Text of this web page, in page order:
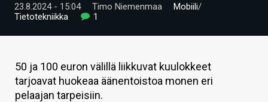
TECHBBS
KAUPPA
23.8.2024 - 15:04 Timo Niemenmaa Mobiili/
Tietotekniikka
1
50 ja 100 euron välillä liikkuvat kuulokkeet
tarjoavat huokeaa äänentoistoa monen eri
pelaajan tarpeisiin.